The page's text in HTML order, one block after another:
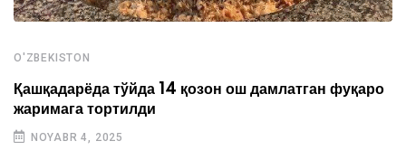
O'ZBEKISTON
Қашқадарёда тўйда 14 қозон ош дамлатган фуқаро
жаримага тортилди
NOYABR 4, 2025